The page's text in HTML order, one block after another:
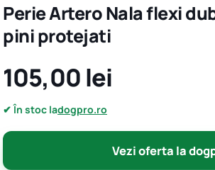
Perie Artero Nala flexi
pini protejati
105,00 lei
✔ În stoc ladogpro.ro
Vezi oferta la